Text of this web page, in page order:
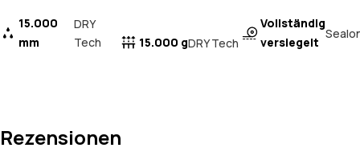
15.000
mm
DRY
Tech
15.000 gDRY Tech
Vollständig
versiegelt
Rezensionen